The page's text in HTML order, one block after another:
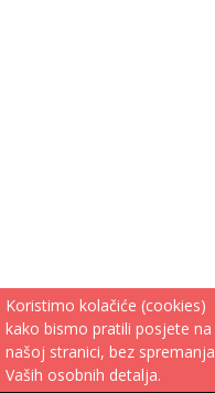
Koristimo kolačiće (cookies)
kako bismo pratili posjete na
našoj stranici, bez spremanja
Vaših osobnih detalja.